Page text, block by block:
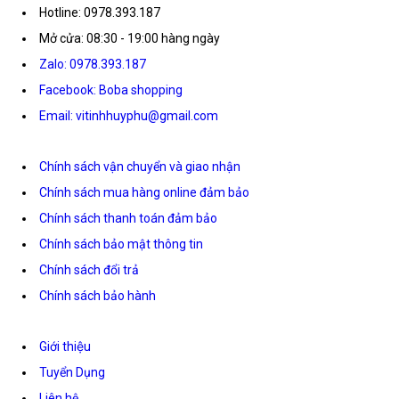
Hotline: 0978.393.187
Mở cửa: 08:30 - 19:00 hàng ngày
Zalo: 0978.393.187
Facebook: Boba shopping
Email: vitinhhuyphu@gmail.com
Chính sách vận chuyển và giao nhận
Chính sách mua hàng online đảm bảo
Chính sách thanh toán đảm bảo
Chính sách bảo mật thông tin
Chính sách đổi trả
Chính sách bảo hành
Giới thiệu
Tuyển Dụng